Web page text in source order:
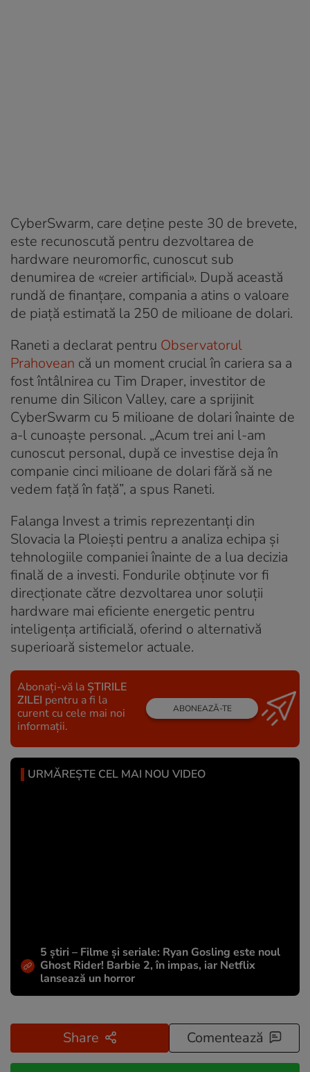
CyberSwarm, care deține peste 30 de brevete,
este recunoscută pentru dezvoltarea de
hardware neuromorfic, cunoscut sub
denumirea de «creier artificial». După această
rundă de finanțare, compania a atins o valoare
de piață estimată la 250 de milioane de dolari.
Raneti a declarat pentru Observatorul
Prahovean că un moment crucial în cariera sa a
fost întâlnirea cu Tim Draper, investitor de
renume din Silicon Valley, care a sprijinit
CyberSwarm cu 5 milioane de dolari înainte de
a-l cunoaște personal. „Acum trei ani l-am
cunoscut personal, după ce investise deja în
companie cinci milioane de dolari fără să ne
vedem față în față”, a spus Raneti.
Falanga Invest a trimis reprezentanți din
Slovacia la Ploiești pentru a analiza echipa și
tehnologiile companiei înainte de a lua decizia
finală de a investi. Fondurile obținute vor fi
direcționate către dezvoltarea unor soluții
hardware mai eficiente energetic pentru
inteligența artificială, oferind o alternativă
superioară sistemelor actuale.
Abonați-vă la ȘTIRILE
ZILEI pentru a fi la
curent cu cele mai noi
informații.
ABONEAZĂ-TE
URMĂREȘTE CEL MAI NOU VIDEO
5 știri – Filme și seriale: Ryan Gosling este noul
Ghost Rider! Barbie 2, în impas, iar Netflix
lansează un horror
Share Comentează